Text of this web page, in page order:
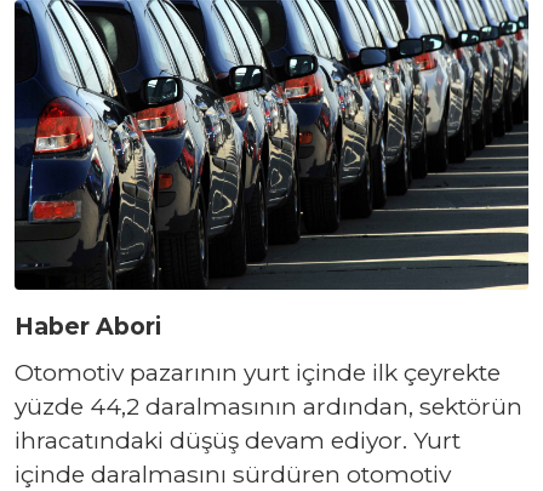
Haber Abori
Otomotiv pazarının yurt içinde ilk çeyrekte
yüzde 44,2 daralmasının ardından, sektörün
ihracatındaki düşüş devam ediyor. Yurt
içinde daralmasını sürdüren otomotiv